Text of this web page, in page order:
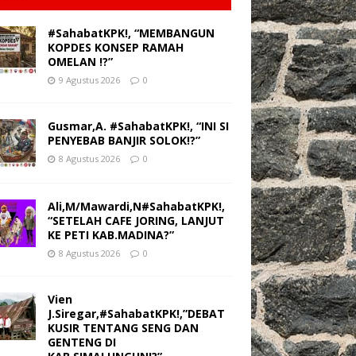
#SahabatKPK!, “MEMBANGUN
KOPDES KONSEP RAMAH
OMELAN !?”
9 Agustus 2026 0
Gusmar,A. #SahabatKPK!, “INI SI
PENYEBAB BANJIR SOLOK!?”
8 Agustus 2026 0
Ali,M/Mawardi,N#SahabatKPK!,
“SETELAH CAFE JORING, LANJUT
KE PETI KAB.MADINA?”
8 Agustus 2026 0
Vien
J.Siregar,#SahabatKPK!,”DEBAT
KUSIR TENTANG SENG DAN
GENTENG DI